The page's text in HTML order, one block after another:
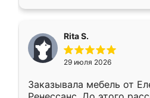
каких-либо доработок.
довольна, все выглядит
Rita S.
29 июля 2026
Заказывала мебель от